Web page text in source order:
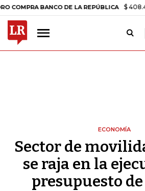
BANCO DE LA REPÚBLICA $ 408.498,97
ECONOMÍA
Sector de
se raja en la
presupuesto